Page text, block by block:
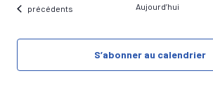
date.Évènements
précédents Aujourd’hui
S’abonner au calendrier